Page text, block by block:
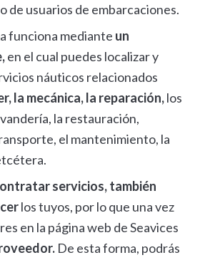
de usuarios de embarcaciones.
funciona mediante un
en el cual puedes localizar y
náuticos relacionados
la mecánica, la reparación,los
la restauración,
el mantenimiento, la
servicios, también
los tuyos, por lo que una vez
en la página web de Seavices
De esta forma, podrás